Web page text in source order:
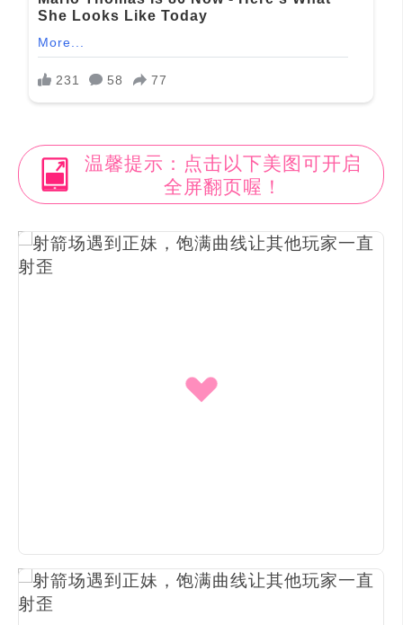
温馨提示：点击以下美图可开启
全屏翻页喔！